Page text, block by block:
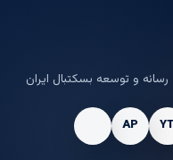
و توسعه بسکتبال ایران